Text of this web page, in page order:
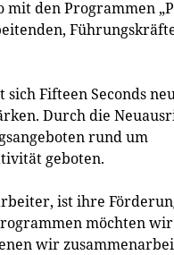
den Programmen
Fifteen Seconds
Durch die
rund um
geboten.
ist ihre
möchten
wir